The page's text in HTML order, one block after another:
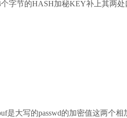
个字节的HASH加秘KEY补上其两
是大写的passwd的加密值这两个